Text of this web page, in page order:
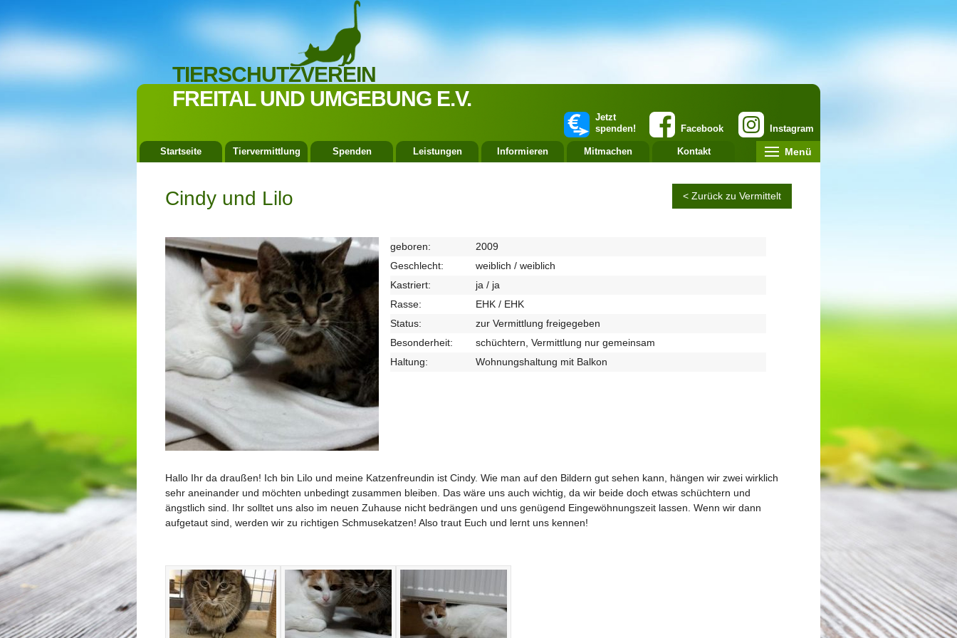
TIERSCHUTZVEREIN
FREITAL UND UMGEBUNG E.V.
Instagram
Facebook
Jetzt
spenden!
Startseite Tiervermittlung Spenden Leistungen Informieren Mitmachen Kontakt Menü
Cindy und Lilo < Zurück zu Vermittelt
geboren:
2009
Geschlecht:
weiblich / weiblich
Kastriert:
ja / ja
Rasse:
EHK / EHK
Status:
zur Vermittlung freigegeben
Besonderheit:
schüchtern, Vermittlung nur gemeinsam
Haltung:
Wohnungshaltung mit Balkon
Hallo Ihr da draußen! Ich bin Lilo und meine Katzenfreundin ist Cindy. Wie man auf den Bildern gut sehen kann, hängen wir zwei wirklich
sehr aneinander und möchten unbedingt zusammen bleiben. Das wäre uns auch wichtig, da wir beide doch etwas schüchtern und
ängstlich sind. Ihr solltet uns also im neuen Zuhause nicht bedrängen und uns genügend Eingewöhnungszeit lassen. Wenn wir dann
aufgetaut sind, werden wir zu richtigen Schmusekatzen! Also traut Euch und lernt uns kennen!